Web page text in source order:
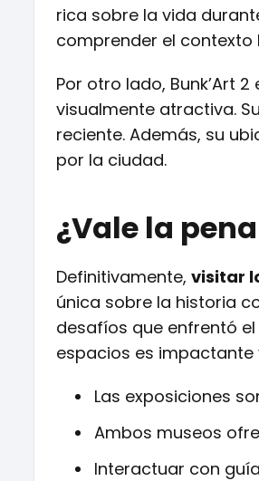
rica sobre la vida
comprender el
Por otro lado, Bunk’Art
visualmente atractiva.
reciente. Además, su
por la ciudad.
¿Vale la
Definitivamente, visitar
única sobre la historia
desafíos que enfrentó
espacios es impactante
Las exposiciones
Ambos museos
Interactuar con